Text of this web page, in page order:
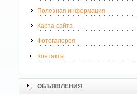
Полезная информация
Карта сайта
Фотогалерея
Контакты
ОБЪЯВЛЕНИЯ